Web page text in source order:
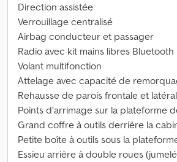
Direction assistée
Verrouillage centralisé
Airbag conducteur et passager
Radio avec kit mains libres Bluetooth
Volant multifonction
Attelage avec capacité de
Rehausse de parois frontale et
Points d’arrimage sur la plateforme
Grand coffre à outils derrière la
Petite boîte à outils sous la
Essieu arrière à double roues